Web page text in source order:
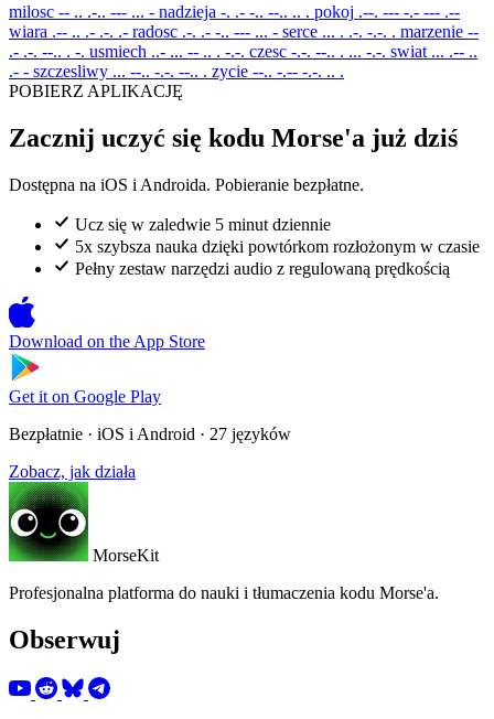
milosc -- .. .-.. --- ... - nadzieja -. .- -.. --.. .. . pokoj .--. --- -.- --- .--
wiara .-- .. .- .-. .- radosc .-. .- -.. --- ... - serce ... . .-. -.-. . marzenie --
.- .-. --.. . -. usmiech ..- ... -- .. . -.-. czesc -.-. --.. . ... -.-. swiat ... .-- ..
.- - szczesliwy ... --.. -.-. --.. . zycie --.. -.-- -.-. .. .
POBIERZ APLIKACJĘ
Zacznij uczyć się kodu Morse'a już dziś
Dostępna na iOS i Androida. Pobieranie bezpłatne.
Ucz się w zaledwie 5 minut dziennie
5x szybsza nauka dzięki powtórkom rozłożonym w czasie
Pełny zestaw narzędzi audio z regulowaną prędkością
Download on the App Store
Get it on Google Play
Bezpłatnie · iOS i Android · 27 języków
Zobacz, jak działa
MorseKit
Profesjonalna platforma do nauki i tłumaczenia kodu Morse'a.
Obserwuj